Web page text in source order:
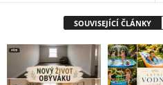
SOUVISEJÍCÍ ČLÁNKY